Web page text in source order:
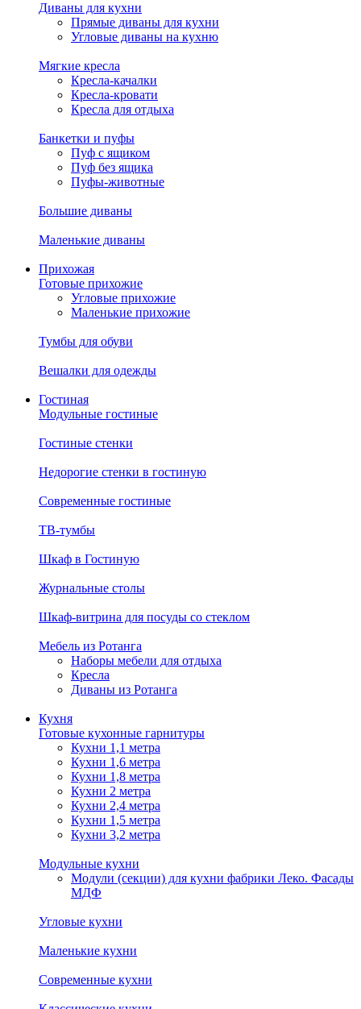
Диваны для кухни
Прямые диваны для кухни
Угловые диваны на кухню
Мягкие кресла
Кресла-качалки
Кресла-кровати
Кресла для отдыха
Банкетки и пуфы
Пуф с ящиком
Пуф без ящика
Пуфы-животные
Большие диваны
Маленькие диваны
Прихожая
Готовые прихожие
Угловые прихожие
Маленькие прихожие
Тумбы для обуви
Вешалки для одежды
Гостиная
Модульные гостиные
Гостиные стенки
Недорогие стенки в гостиную
Современные гостиные
ТВ-тумбы
Шкаф в Гостиную
Журнальные столы
Шкаф-витрина для посуды со стеклом
Мебель из Ротанга
Наборы мебели для отдыха
Кресла
Диваны из Ротанга
Кухня
Готовые кухонные гарнитуры
Кухни 1,1 метра
Кухни 1,6 метра
Кухни 1,8 метра
Кухни 2 метра
Кухни 2,4 метра
Кухни 1,5 метра
Кухни 3,2 метра
Модульные кухни
Модули (секции) для кухни фабрики Леко. Фасады
МДФ
Угловые кухни
Маленькие кухни
Современные кухни